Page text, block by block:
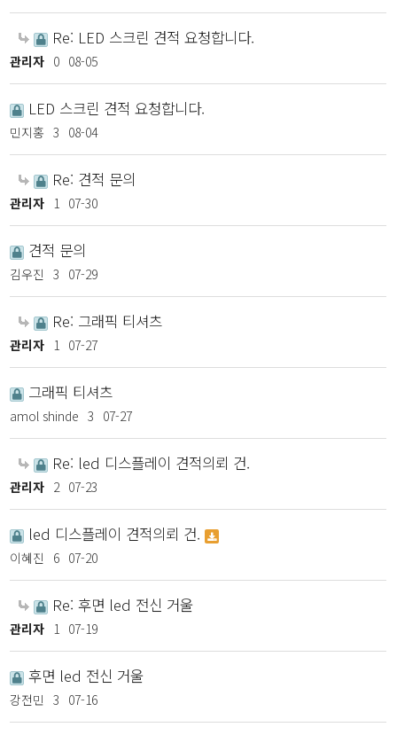
Re: LED 스크린 견적 요청합니다.
관리자 0 08-05
LED 스크린 견적 요청합니다.
민지홍 3 08-04
Re: 견적 문의
관리자 1 07-30
견적 문의
김우진 3 07-29
Re: 그래픽 티셔츠
관리자 1 07-27
그래픽 티셔츠
amol shinde 3 07-27
Re: led 디스플레이 견적의뢰 건.
관리자 2 07-23
led 디스플레이 견적의뢰 건.
이혜진 6 07-20
Re: 후면 led 전신 거울
관리자 1 07-19
후면 led 전신 거울
강전민 3 07-16